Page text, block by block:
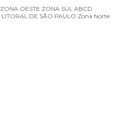
ZONA OESTE ZONA SUL ABCD
LITORAL DE SÃO PAULO Zona Norte